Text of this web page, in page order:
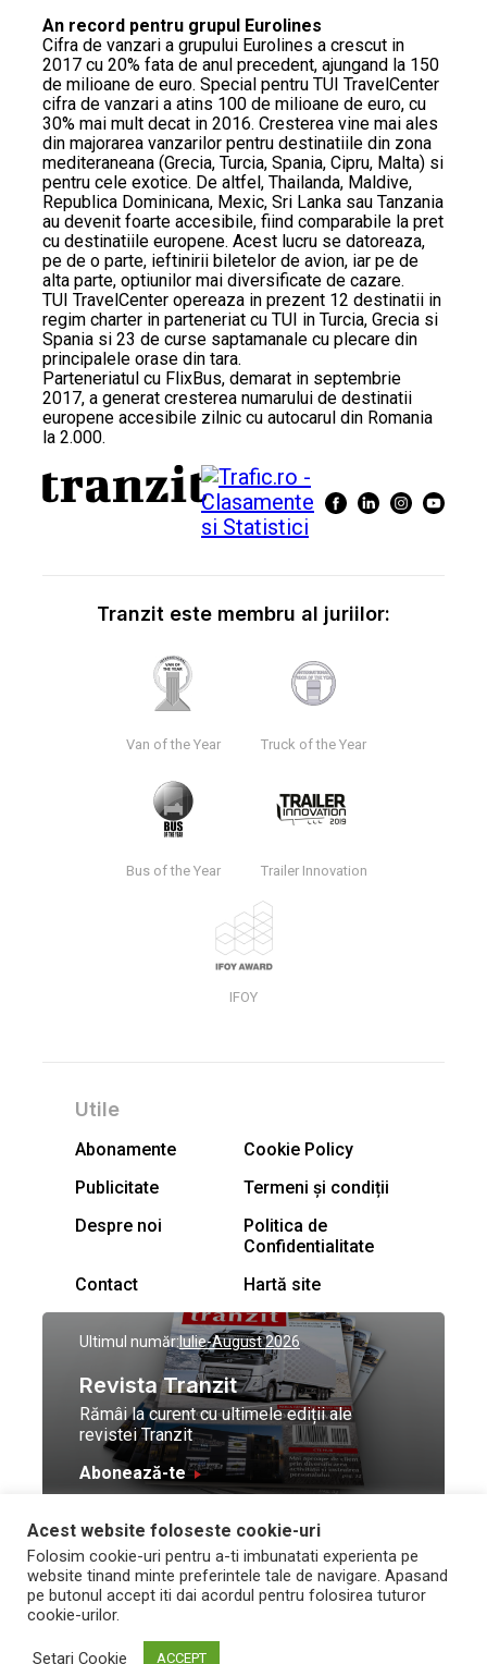
An record pentru grupul Eurolines
Cifra de vanzari a grupului Eurolines a crescut in
2017 cu 20% fata de anul precedent, ajungand la 150
de milioane de euro. Special pentru TUI TravelCenter
cifra de vanzari a atins 100 de milioane de euro, cu
30% mai mult decat in 2016. Cresterea vine mai ales
din majorarea vanzarilor pentru destinatiile din zona
mediteraneana (Grecia, Turcia, Spania, Cipru, Malta) si
pentru cele exotice. De altfel, Thailanda, Maldive,
Republica Dominicana, Mexic, Sri Lanka sau Tanzania
au devenit foarte accesibile, fiind comparabile la pret
cu destinatiile europene. Acest lucru se datoreaza,
pe de o parte, ieftinirii biletelor de avion, iar pe de
alta parte, optiunilor mai diversificate de cazare.
TUI TravelCenter opereaza in prezent 12 destinatii in
regim charter in parteneriat cu TUI in Turcia, Grecia si
Spania si 23 de curse saptamanale cu plecare din
principalele orase din tara.
Parteneriatul cu FlixBus, demarat in septembrie
2017, a generat cresterea numarului de destinatii
europene accesibile zilnic cu autocarul din Romania
la 2.000.
Tranzit este membru al juriilor:
Van of the Year Truck of the Year
Bus of the Year Trailer Innovation
IFOY
Utile
Abonamente
Cookie Policy
Publicitate
Termeni și condiții
Despre noi
Politica de
Confidentialitate
Contact
Hartă site
Ultimul număr:Iulie-August 2026
Revista Tranzit
Rămâi la curent cu ultimele ediții ale
revistei Tranzit
Abonează-te
© Toate drepturile
rezervate Trafic Media
2026
Design by
and development byNeo
Vision Technologies
Acest website foloseste cookie-uri
Folosim cookie-uri pentru a-ti imbunatati experienta pe
website tinand minte preferintele tale de navigare. Apasand
pe butonul accept iti dai acordul pentru folosirea tuturor
cookie-urilor.
Setari Cookie ACCEPT